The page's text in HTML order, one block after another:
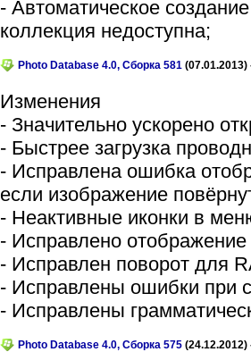
- Автоматическое
коллекция недоступна;
Photo Database 4.0, Сборка 581 (07.01.2013)
Изменения
- Значительно ускорено
- Быстрее загрузка
- Исправлена ошибка
если изображение
- Неактивные иконки в
- Исправлено
- Исправлен поворот для
- Исправлены ошибки при
- Исправлены
Photo Database 4.0, Сборка 575 (24.12.2012)